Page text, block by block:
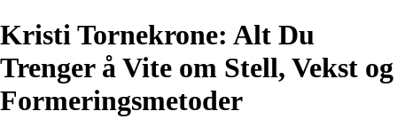
Kristi Tornekrone: Alt Du
Trenger å Vite om Stell, Vekst og
Formeringsmetoder